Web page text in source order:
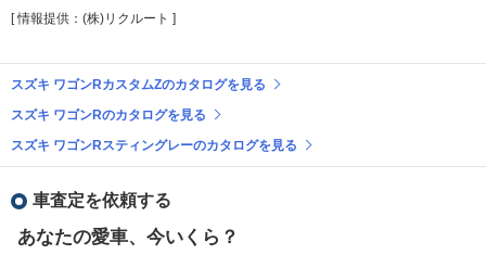
[ 情報提供：(株)リクルート ]
スズキ ワゴンRカスタムZのカタログを見る
スズキ ワゴンRのカタログを見る
スズキ ワゴンRスティングレーのカタログを見る
車査定を依頼する
あなたの愛車、今いくら？